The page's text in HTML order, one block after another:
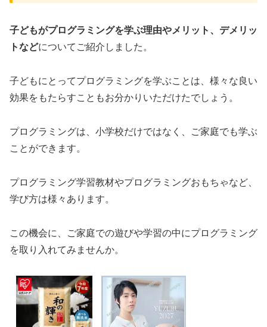
子どもがプログラミングを学ぶ理由やメリット、デメリッ
トなどについてご紹介しました。
子どもにとってプログラミングを学ぶことは、様々な良い
効果をもたらすこともお分かりいただけたでしょう。
プログラミングは、小学校だけではなく、ご家庭でも学ぶ
ことができます。
プログラミング学習教材やプログラミングおもちゃなど、
学び方は様々あります。
この機会に、ご家庭での遊びや学習の中にプログラミング
を取り入れてみませんか。